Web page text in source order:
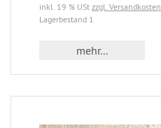
inkl. 19 % USt zzgl. Versandkosten
Lagerbestand 1
mehr...